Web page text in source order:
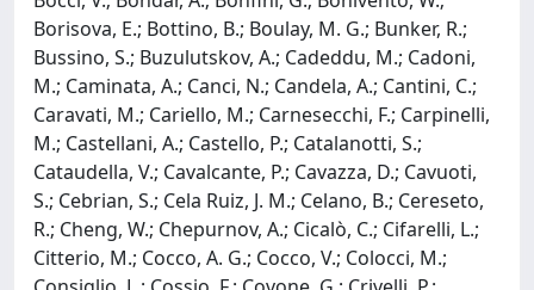
Borisova, E.; Bottino, B.; Boulay, M. G.; Bunker, R.;
Bussino, S.; Buzulutskov, A.; Cadeddu, M.; Cadoni,
M.; Caminata, A.; Canci, N.; Candela, A.; Cantini, C.;
Caravati, M.; Cariello, M.; Carnesecchi, F.; Carpinelli,
M.; Castellani, A.; Castello, P.; Catalanotti, S.;
Cataudella, V.; Cavalcante, P.; Cavazza, D.; Cavuoti,
S.; Cebrian, S.; Cela Ruiz, J. M.; Celano, B.; Cereseto,
R.; Cheng, W.; Chepurnov, A.; Cicalò, C.; Cifarelli, L.;
Citterio, M.; Cocco, A. G.; Cocco, V.; Colocci, M.;